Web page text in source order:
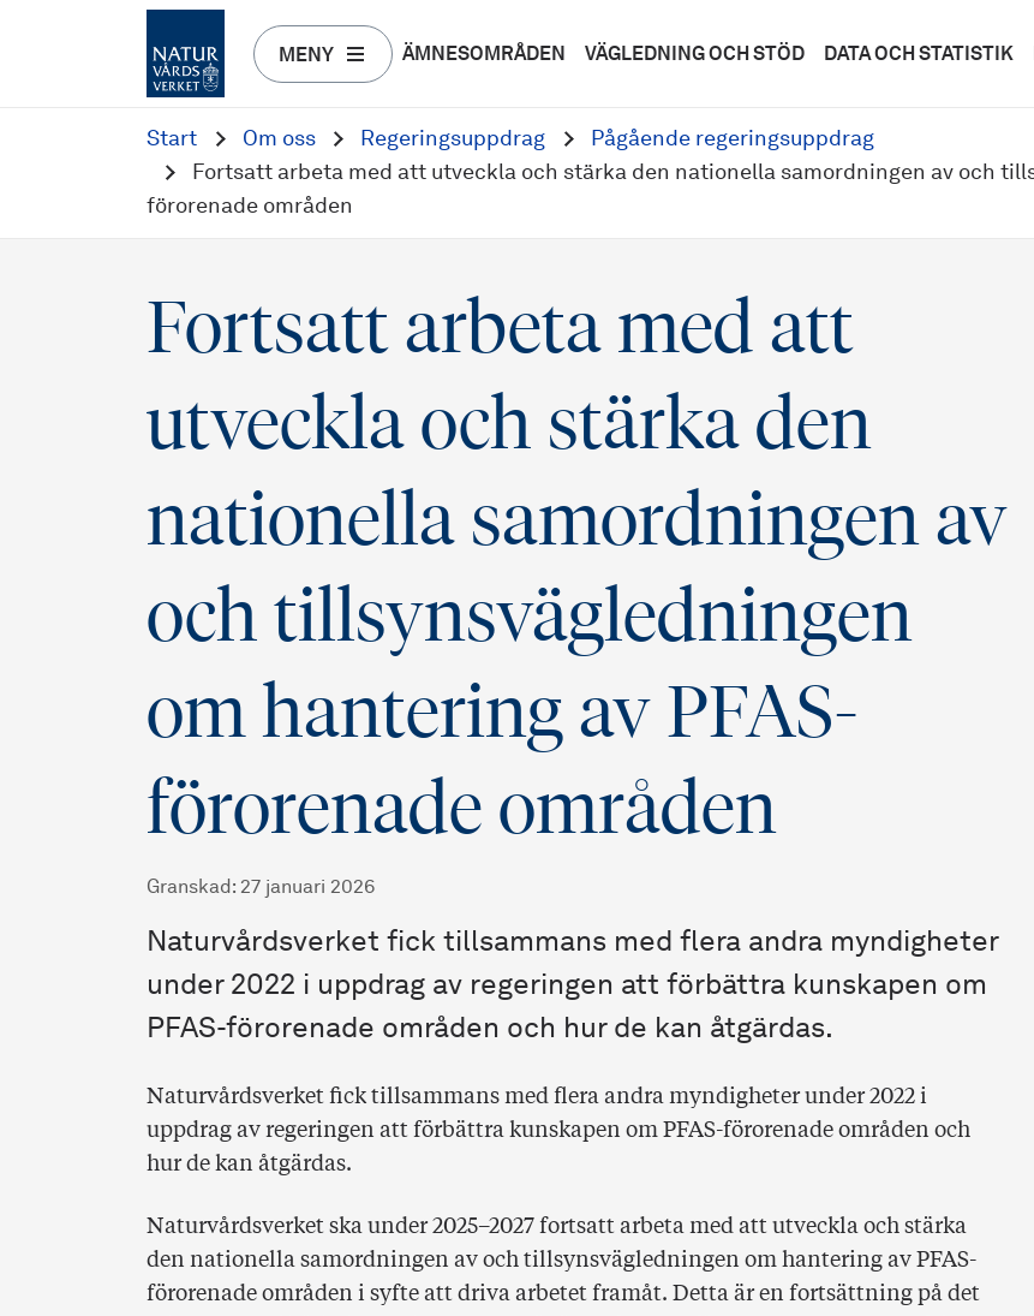
MENY ÄMNESOMRÅDEN VÄGLEDNING OCH STÖD DATA OCH STATISTIK
Start Om oss Regeringsuppdrag
Pågående regeringsuppdrag
Fortsatt arbeta med att utveckla och stärka den nationella samordningen av och
förorenade områden
Fortsatt arbeta med att
utveckla och stärka den
nationella samordningen av
och tillsynsvägledningen
om hantering av PFAS-
förorenade områden
Granskad : 27 januari 2026
Naturvårdsverket fick tillsammans med flera andra myndigheter
under 2022 i uppdrag av regeringen att förbättra kunskapen om
PFAS-förorenade områden och hur de kan åtgärdas.
Naturvårdsverket fick tillsammans med flera andra myndigheter under 2022 i
uppdrag av regeringen att förbättra kunskapen om PFAS-förorenade områden och
hur de kan åtgärdas.
Naturvårdsverket ska under 2025–2027 fortsatt arbeta med att utveckla och stärka
den nationella samordningen av och tillsynsvägledningen om hantering av PFAS-
förorenade områden i syfte att driva arbetet framåt. Detta är en fortsättning på det